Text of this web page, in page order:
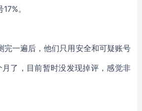
17%。
完一遍后，他们只用安全和可疑账号
月了，目前暂时没发现掉评，感觉非